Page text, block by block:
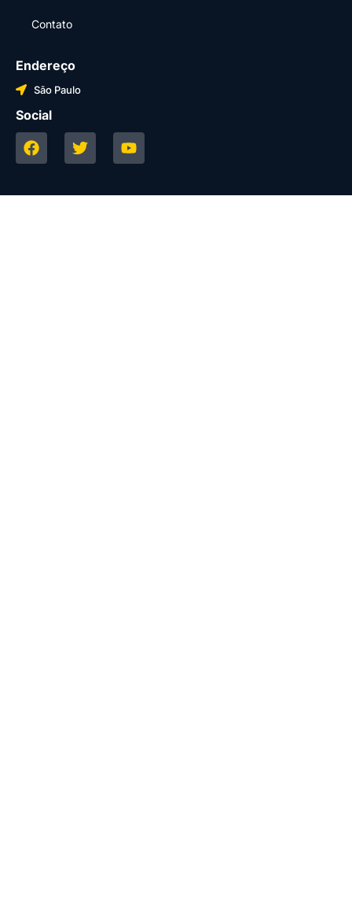
Contato
Endereço
São Paulo
Social